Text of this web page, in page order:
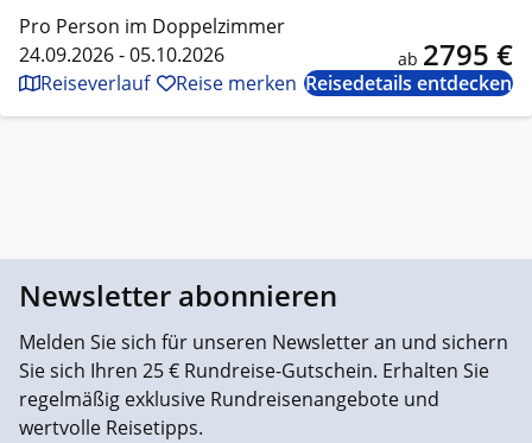
Pro Person im Doppelzimmer
24.09.2026 - 05.10.2026
ab 2795 €
Reiseverlauf Reise merken Reisedetails entdecken
Newsletter abonnieren
Melden Sie sich für unseren Newsletter an und sichern
Sie sich Ihren 25 € Rundreise-Gutschein. Erhalten Sie
regelmäßig exklusive Rundreisenangebote und
wertvolle Reisetipps.